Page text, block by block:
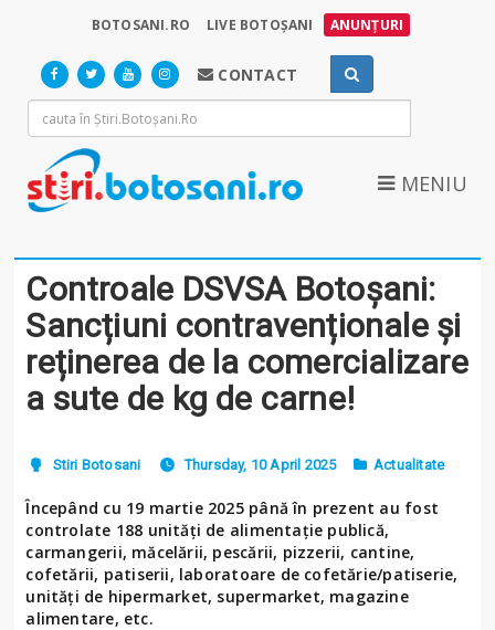
BOTOSANI.RO LIVE BOTOȘANI ANUNȚURI
CONTACT
MENIU
Controale DSVSA Botoșani:
Sancțiuni contravenționale și
reținerea de la comercializare
a sute de kg de carne!
Stiri Botosani Thursday, 10 April 2025 Actualitate
Începând cu 19 martie 2025 până în prezent au fost
controlate 188 unități de alimentație publică,
carmangerii, măcelării, pescării, pizzerii, cantine,
cofetării, patiserii, laboratoare de cofetărie/patiserie,
unități de hipermarket, supermarket, magazine
alimentare, etc.